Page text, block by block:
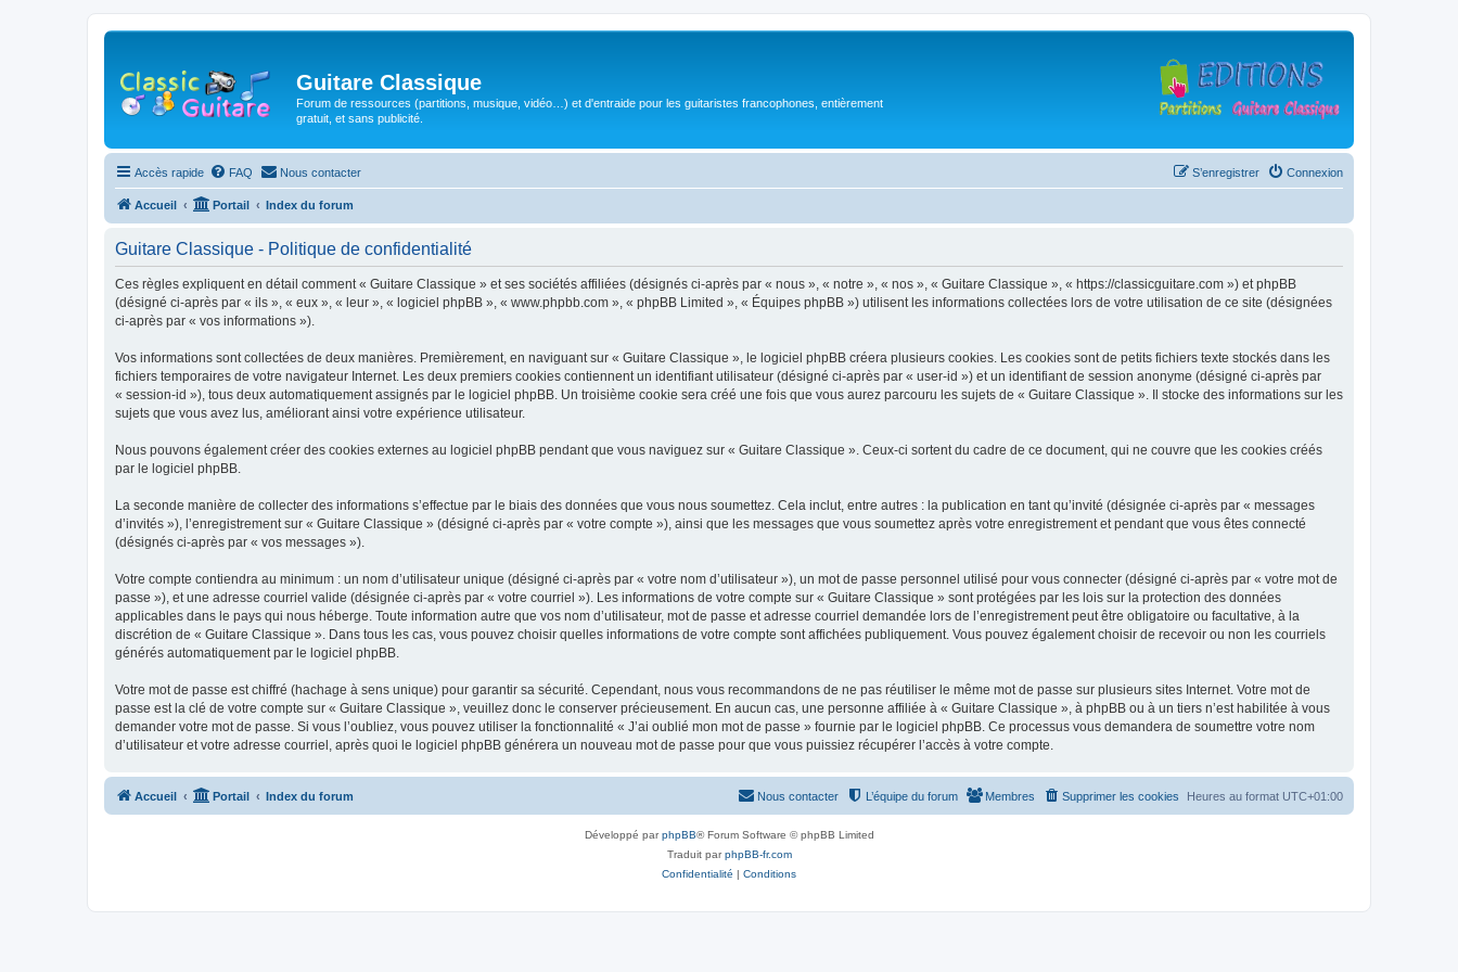
Guitare Classique
Forum de ressources (partitions, musique, vidéo…) et d'entraide pour les guitaristes francophones, entièrement
gratuit, et sans publicité.
Accès rapide FAQ Nous contacter Connexion
S’enregistrer
Accueil Portail Index du forum
Guitare Classique - Politique de confidentialité
Ces règles expliquent en détail comment « Guitare Classique » et ses sociétés affiliées (désignés ci-après par « nous », « notre », « nos », « Guitare Classique », « https://classicguitare.com ») et phpBB
(désigné ci-après par « ils », « eux », « leur », « logiciel phpBB », « www.phpbb.com », « phpBB Limited », « Équipes phpBB ») utilisent les informations collectées lors de votre utilisation de ce site (désignées
ci-après par « vos informations »).
Vos informations sont collectées de deux manières. Premièrement, en naviguant sur « Guitare Classique », le logiciel phpBB créera plusieurs cookies. Les cookies sont de petits fichiers texte stockés dans les
fichiers temporaires de votre navigateur Internet. Les deux premiers cookies contiennent un identifiant utilisateur (désigné ci-après par « user-id ») et un identifiant de session anonyme (désigné ci-après par
« session-id »), tous deux automatiquement assignés par le logiciel phpBB. Un troisième cookie sera créé une fois que vous aurez parcouru les sujets de « Guitare Classique ». Il stocke des informations sur les
sujets que vous avez lus, améliorant ainsi votre expérience utilisateur.
Nous pouvons également créer des cookies externes au logiciel phpBB pendant que vous naviguez sur « Guitare Classique ». Ceux-ci sortent du cadre de ce document, qui ne couvre que les cookies créés
par le logiciel phpBB.
La seconde manière de collecter des informations s’effectue par le biais des données que vous nous soumettez. Cela inclut, entre autres : la publication en tant qu’invité (désignée ci-après par « messages
d’invités »), l’enregistrement sur « Guitare Classique » (désigné ci-après par « votre compte »), ainsi que les messages que vous soumettez après votre enregistrement et pendant que vous êtes connecté
(désignés ci-après par « vos messages »).
Votre compte contiendra au minimum : un nom d’utilisateur unique (désigné ci-après par « votre nom d’utilisateur »), un mot de passe personnel utilisé pour vous connecter (désigné ci-après par « votre mot de
passe »), et une adresse courriel valide (désignée ci-après par « votre courriel »). Les informations de votre compte sur « Guitare Classique » sont protégées par les lois sur la protection des données
applicables dans le pays qui nous héberge. Toute information autre que vos nom d’utilisateur, mot de passe et adresse courriel demandée lors de l’enregistrement peut être obligatoire ou facultative, à la
discrétion de « Guitare Classique ». Dans tous les cas, vous pouvez choisir quelles informations de votre compte sont affichées publiquement. Vous pouvez également choisir de recevoir ou non les courriels
générés automatiquement par le logiciel phpBB.
Votre mot de passe est chiffré (hachage à sens unique) pour garantir sa sécurité. Cependant, nous vous recommandons de ne pas réutiliser le même mot de passe sur plusieurs sites Internet. Votre mot de
passe est la clé de votre compte sur « Guitare Classique », veuillez donc le conserver précieusement. En aucun cas, une personne affiliée à « Guitare Classique », à phpBB ou à un tiers n’est habilitée à vous
demander votre mot de passe. Si vous l’oubliez, vous pouvez utiliser la fonctionnalité « J’ai oublié mon mot de passe » fournie par le logiciel phpBB. Ce processus vous demandera de soumettre votre nom
d’utilisateur et votre adresse courriel, après quoi le logiciel phpBB générera un nouveau mot de passe pour que vous puissiez récupérer l’accès à votre compte.
Accueil Portail Index du forum Heures au format UTC+01:00
Supprimer les cookies
Membres
L’équipe du forum
Nous contacter
Développé parphpBB® Forum Software © phpBB Limited
Traduit parphpBB-fr.com
Confidentialité | Conditions